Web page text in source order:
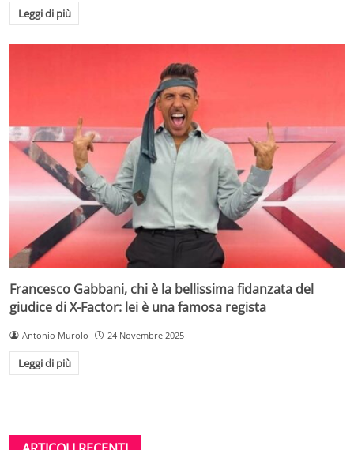
Leggi di più
Francesco Gabbani, chi è la bellissima fidanzata del
giudice di X-Factor: lei è una famosa regista
Antonio Murolo 24 Novembre 2025
Leggi di più